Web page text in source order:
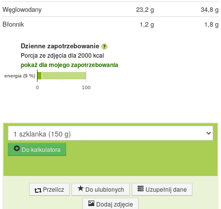
Węglowodany
23,2 g
34,8 g
Błonnik
1,2 g 1,8 g
Dzienne zapotrzebowanie
Porcja ze zdjęcia dla 2000 kcal
pokaż dla mojego zapotrzebowania
0 100
energia (9 %)
Do kalkulatora
Przelicz Do ulubionych
Uzupełnij dane
Dodaj zdjęcie